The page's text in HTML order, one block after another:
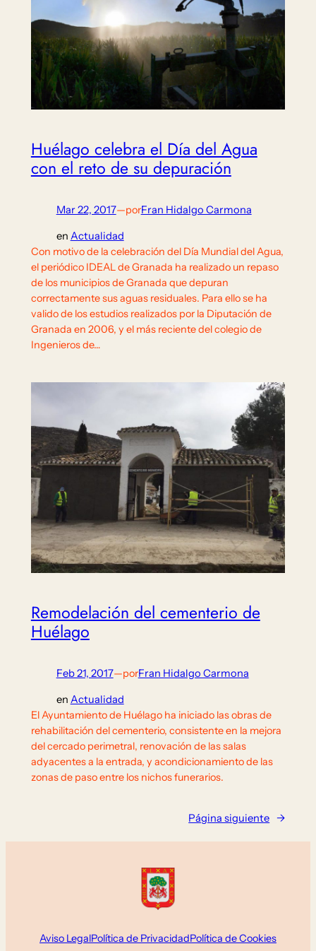
Huélago celebra el Día del Agua
con el reto de su depuración
Mar 22, 2017—porFran Hidalgo Carmona
en Actualidad
Con motivo de la celebración del Día Mundial del Agua,
el periódico IDEAL de Granada ha realizado un repaso
de los municipios de Granada que depuran
correctamente sus aguas residuales. Para ello se ha
valido de los estudios realizados por la Diputación de
Granada en 2006, y el más reciente del colegio de
Ingenieros de…
Remodelación del cementerio de
Huélago
Feb 21, 2017—porFran Hidalgo Carmona
en Actualidad
El Ayuntamiento de Huélago ha iniciado las obras de
rehabilitación del cementerio, consistente en la mejora
del cercado perimetral, renovación de las salas
adyacentes a la entrada, y acondicionamiento de las
zonas de paso entre los nichos funerarios.
Página siguiente →
Aviso LegalPolítica de PrivacidadPolítica de Cookies